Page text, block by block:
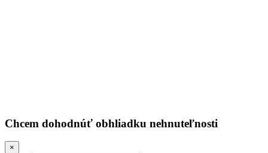
Chcem dohodnúť obhliadku nehnuteľnosti
×